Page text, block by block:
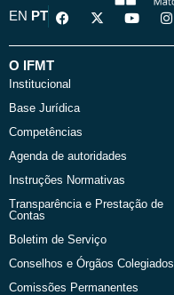
EN PT
F
a
e
o
k
X
-
w
Y
o
t
I
n
t
O IFMT
Institucional
Base Jurídica
Competências
Agenda de autoridades
Instruções Normativas
Transparência e Prestação de
Contas
Boletim de Serviço
Conselhos e Órgãos Colegiados
Comissões Permanentes